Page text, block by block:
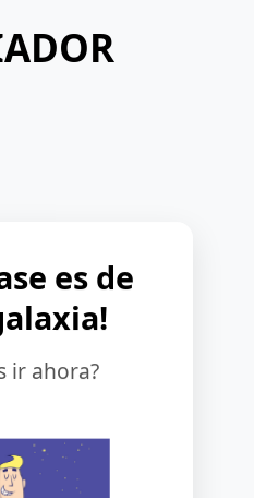
es de
ir ahora?